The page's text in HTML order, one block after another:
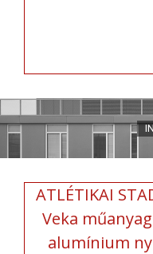
ATLÉTIKAI
Veka
alumínium